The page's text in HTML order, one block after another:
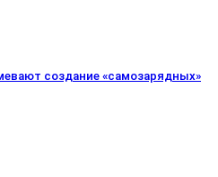
создание «самозарядных»